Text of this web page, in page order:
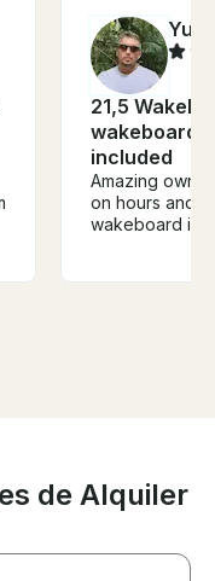
Yuri
21,5
wakeboard
included
Amazing
on hours and
wakeboard
de Alquiler